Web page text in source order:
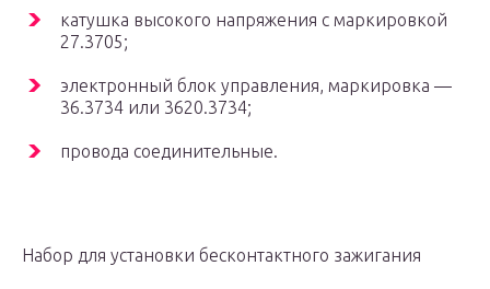
катушка высокого напряжения с маркировкой
27.3705;
электронный блок управления, маркировка —
36.3734 или 3620.3734;
провода соединительные.
Набор для установки бесконтактного зажигания